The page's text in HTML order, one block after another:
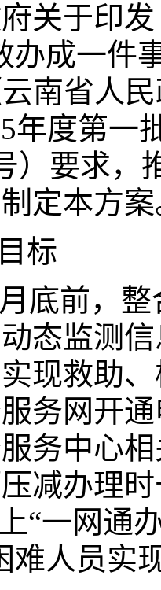
关于印
办成一件
南省人
年度第一
）要求
定本方
标
底前，
态监测
现救助
务网开
务中心
减办理
“一网通
难人员实